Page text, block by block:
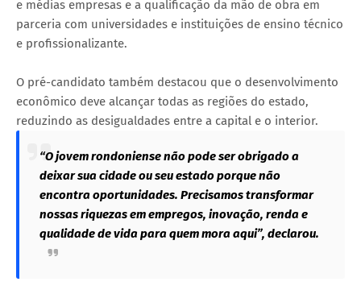
e médias empresas e a qualificação da mão de obra em
parceria com universidades e instituições de ensino técnico
e profissionalizante.
O pré-candidato também destacou que o desenvolvimento
econômico deve alcançar todas as regiões do estado,
reduzindo as desigualdades entre a capital e o interior.
“O jovem rondoniense não pode ser obrigado a
deixar sua cidade ou seu estado porque não
encontra oportunidades. Precisamos transformar
nossas riquezas em empregos, inovação, renda e
qualidade de vida para quem mora aqui”, declarou.